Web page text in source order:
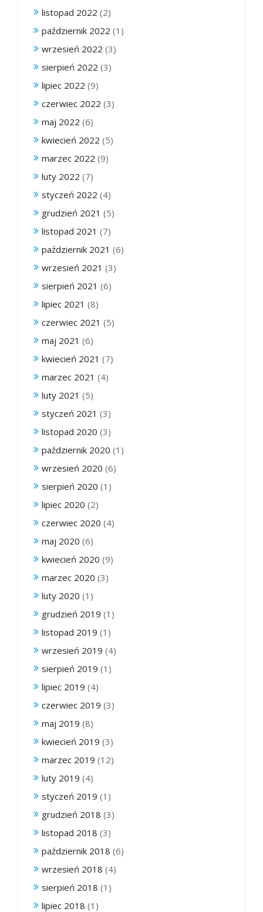
listopad 2022 (2)
październik 2022 (1)
wrzesień 2022 (3)
sierpień 2022 (3)
lipiec 2022 (9)
czerwiec 2022 (3)
maj 2022 (6)
kwiecień 2022 (5)
marzec 2022 (9)
luty 2022 (7)
styczeń 2022 (4)
grudzień 2021 (5)
listopad 2021 (7)
październik 2021 (6)
wrzesień 2021 (3)
sierpień 2021 (6)
lipiec 2021 (8)
czerwiec 2021 (5)
maj 2021 (6)
kwiecień 2021 (7)
marzec 2021 (4)
luty 2021 (5)
styczeń 2021 (3)
listopad 2020 (3)
październik 2020 (1)
wrzesień 2020 (6)
sierpień 2020 (1)
lipiec 2020 (2)
czerwiec 2020 (4)
maj 2020 (6)
kwiecień 2020 (9)
marzec 2020 (3)
luty 2020 (1)
grudzień 2019 (1)
listopad 2019 (1)
wrzesień 2019 (4)
sierpień 2019 (1)
lipiec 2019 (4)
czerwiec 2019 (3)
maj 2019 (8)
kwiecień 2019 (3)
marzec 2019 (12)
luty 2019 (4)
styczeń 2019 (1)
grudzień 2018 (3)
listopad 2018 (3)
październik 2018 (6)
wrzesień 2018 (4)
sierpień 2018 (1)
lipiec 2018 (1)